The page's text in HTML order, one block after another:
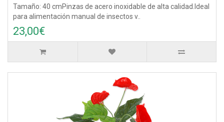
Tamaño: 40 cmPinzas de acero inoxidable de alta calidad.Ideal
para alimentación manual de insectos v..
23,00€